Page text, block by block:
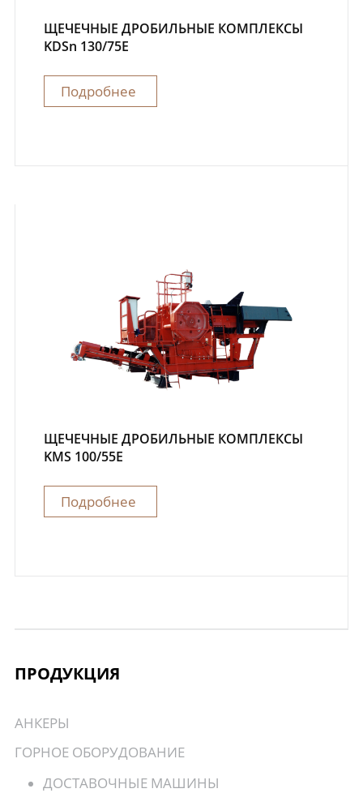
ПРОДУКЦИЯ
АНКЕРЫ
ГОРНОЕ ОБОРУДОВАНИЕ
ДОСТАВОЧНЫЕ МАШИНЫ
ЩЕЧЕЧНЫЕ ДРОБИЛЬНЫЕ КОМПЛЕКСЫ
KDSn 130/75E
Подробнее
ЩЕЧЕЧНЫЕ ДРОБИЛЬНЫЕ КОМПЛЕКСЫ
KMS 100/55E
Подробнее